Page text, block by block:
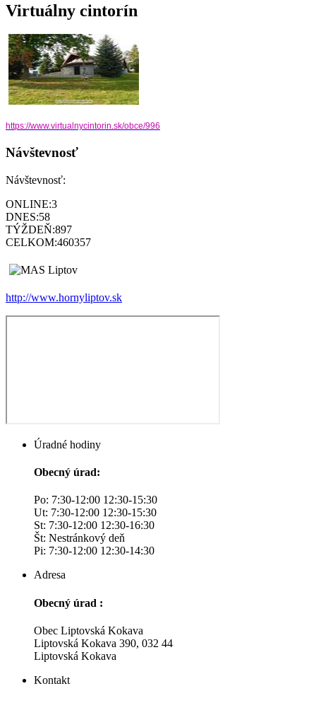
Virtuálny cintorín
https://www.virtualnycintorin.sk/obce/996
Návštevnosť
Návštevnosť:
ONLINE:3
DNES:58
TÝŽDEŇ:897
CELKOM:460357
http://www.hornyliptov.sk
Úradné hodiny
Obecný úrad:
Po: 7:30-12:00 12:30-15:30
Ut: 7:30-12:00 12:30-15:30
St: 7:30-12:00 12:30-16:30
Št: Nestránkový deň
Pi: 7:30-12:00 12:30-14:30
Adresa
Obecný úrad :
Obec Liptovská Kokava
Liptovská Kokava 390, 032 44
Liptovská Kokava
Kontakt